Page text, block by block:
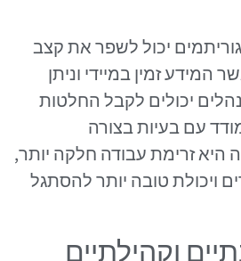
יכול לשפר את קצב
זמין במיידי וניתן
יכולים לקבל החלטות
עם בעיות בצורה
היא זרימת עבודה חלקה יותר,
ויכולת טובה יותר להסתגל
וקהילתיים